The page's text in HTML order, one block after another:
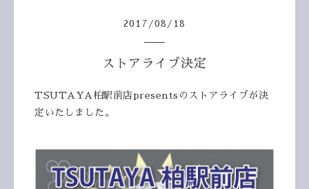
2017 /08 / 18
ストアライブ決定
TSUTAYA柏駅前店presentsのストアライブが決
定いたしました。